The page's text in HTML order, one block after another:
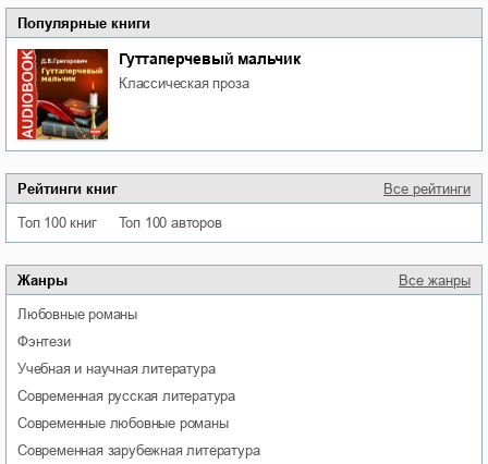
Популярные книги
Гуттаперчевый мальчик
классическая проза
Рейтинги книг Все рейтинги
Топ 100 книг Топ 100 авторов
Жанры Все жанры
любовные романы
фэнтези
учебная и научная литература
современная русская литература
современные любовные романы
современная зарубежная литература